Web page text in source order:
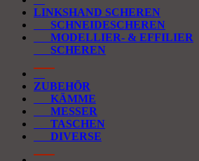
LINKSHAND SCHEREN
SCHNEIDESCHEREN
MODELLIER- & EFFILIER
SCHEREN
ZUBEHÖR
KÄMME
MESSER
TASCHEN
DIVERSE